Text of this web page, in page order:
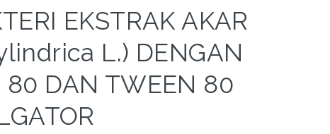
EKSTRAK AKAR
L.) DENGAN
80 DAN TWEEN 80